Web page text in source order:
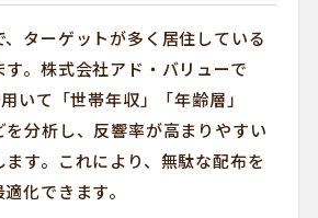
ターゲットが多く居住している
。株式会社アド・バリューで
いて「世帯年収」「年齢層」
を分析し、反響率が高まりやすい
す。これにより、無駄な配布を
化できます。